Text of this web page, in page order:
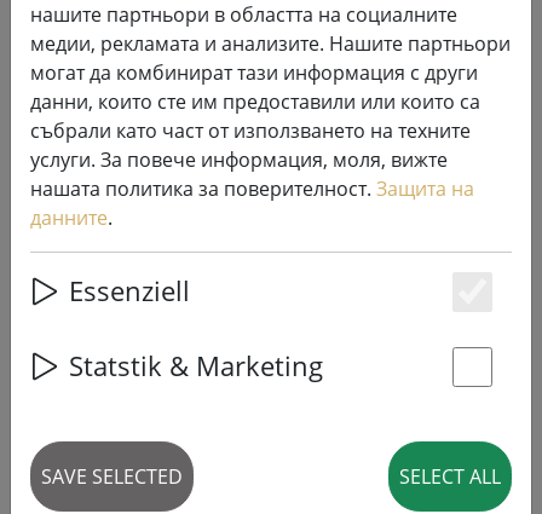
Deluxe Homeart LED свещ за
открито с дистанционно
управление 10x10 cm бяла
нашите партньори в областта на социалните
медии, рекламата и анализите. Нашите партньори
могат да комбинират тази информация с други
данни, които сте им предоставили или които са
събрали като част от използването на техните
услуги. За повече информация, моля, вижте
нашата политика за поверителност. Защита на
данните.
Essenziell
Statstik & Marketing
SAVE SELECTED SELECT ALL